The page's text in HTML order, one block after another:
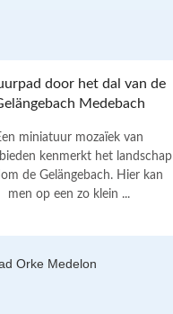
door het dal van de
Medebach
miniatuur mozaïek van
kenmerkt het landschap
de Gelängebach. Hier kan
men op een zo klein ...